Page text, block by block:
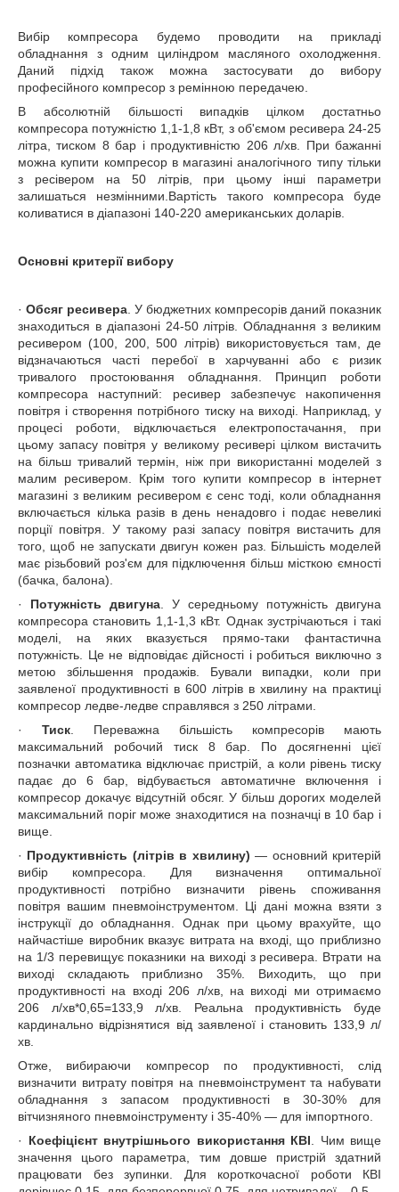
Вибір компресора будемо проводити на прикладі
обладнання з одним циліндром масляного охолодження.
Даний підхід також можна застосувати до вибору
професійного компресор з ремінною передачею.
В абсолютній більшості випадків цілком достатньо
компресора потужністю 1,1-1,8 кВт, з об'ємом ресивера 24-25
літра, тиском 8 бар і продуктивністю 206 л/хв. При бажанні
можна купити компресор в магазині аналогічного типу тільки
з ресівером на 50 літрів, при цьому інші параметри
залишаться незмінними.Вартість такого компресора буде
коливатися в діапазоні 140-220 американських доларів.
Основні критерії вибору
· Обсяг ресивера . У бюджетних компресорів даний показник
знаходиться в діапазоні 24-50 літрів. Обладнання з великим
ресивером (100, 200, 500 літрів) використовується там, де
відзначаються часті перебої в харчуванні або є ризик
тривалого простоювання обладнання. Принцип роботи
компресора наступний: ресивер забезпечує накопичення
повітря і створення потрібного тиску на виході. Наприклад, у
процесі роботи, відключається електропостачання, при
цьому запасу повітря у великому ресивері цілком вистачить
на більш тривалий термін, ніж при використанні моделей з
малим ресивером. Крім того купити компресор в інтернет
магазині з великим ресивером є сенс тоді, коли обладнання
включається кілька разів в день ненадовго і подає невеликі
порції повітря. У такому разі запасу повітря вистачить для
того, щоб не запускати двигун кожен раз. Більшість моделей
має різьбовий роз'єм для підключення більш місткою ємності
(бачка, балона).
· Потужність двигуна . У середньому потужність двигуна
компресора становить 1,1-1,3 кВт. Однак зустрічаються і такі
моделі, на яких вказується прямо-таки фантастична
потужність. Це не відповідає дійсності і робиться виключно з
метою збільшення продажів. Бували випадки, коли при
заявленої продуктивності в 600 літрів в хвилину на практиці
компресор ледве-ледве справлявся з 250 літрами.
· Тиск . Переважна більшість компресорів мають
максимальний робочий тиск 8 бар. По досягненні цієї
позначки автоматика відключає пристрій, а коли рівень тиску
падає до 6 бар, відбувається автоматичне включення і
компресор докачує відсутній обсяг. У більш дорогих моделей
максимальний поріг може знаходитися на позначці в 10 бар і
вище.
· Продуктивність (літрів в хвилину) ― основний критерій
вибір компресора. Для визначення оптимальної
продуктивності потрібно визначити рівень споживання
повітря вашим пневмоінструментом. Ці дані можна взяти з
інструкції до обладнання. Однак при цьому врахуйте, що
найчастіше виробник вказує витрата на вході, що приблизно
на 1/3 перевищує показники на виході з ресивера. Втрати на
виході складають приблизно 35%. Виходить, що при
продуктивності на вході 206 л/хв, на виході ми отримаємо
206 л/хв*0,65=133,9 л/хв. Реальна продуктивність буде
кардинально відрізнятися від заявленої і становить 133,9 л/
хв.
Отже, вибираючи компресор по продуктивності, слід
визначити витрату повітря на пневмоінструмент та набувати
обладнання з запасом продуктивності в 30-30% для
вітчизняного пневмоінструменту і 35-40% ― для імпортного.
· Коефіцієнт внутрішнього використання КВІ . Чим вище
значення цього параметра, тим довше пристрій здатний
працювати без зупинки. Для короткочасної роботи КВІ